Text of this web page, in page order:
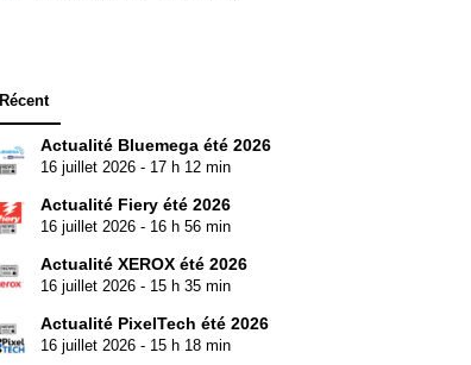
Récent
Actualité Bluemega été 2026
16 juillet 2026 - 17 h 12 min
Actualité Fiery été 2026
16 juillet 2026 - 16 h 56 min
Actualité XEROX été 2026
16 juillet 2026 - 15 h 35 min
Actualité PixelTech été 2026
16 juillet 2026 - 15 h 18 min